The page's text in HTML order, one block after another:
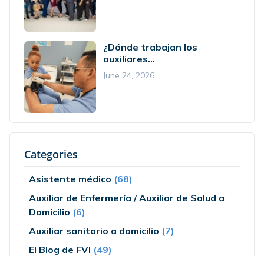
¿Dónde trabajan los
auxiliares...
June 24, 2026
Categories
Asistente médico (68)
Auxiliar de Enfermería / Auxiliar de Salud a
Domicilio (6)
Auxiliar sanitario a domicilio (7)
El Blog de FVI (49)